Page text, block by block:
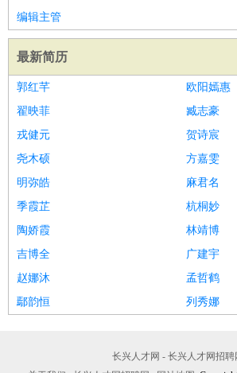
编辑主管
最新简历
郭红芊
欧阳嫣惠
翟映菲
臧志豪
戎健元
贺诗宸
尧木硕
方嘉雯
明弥皓
麻君名
季霞芷
杭桐妙
陶娇霞
林靖博
吉博全
广建宇
赵娜沐
孟哲鹤
鄢韵恒
列秀娜
长兴人才网 - 长兴人才网招聘